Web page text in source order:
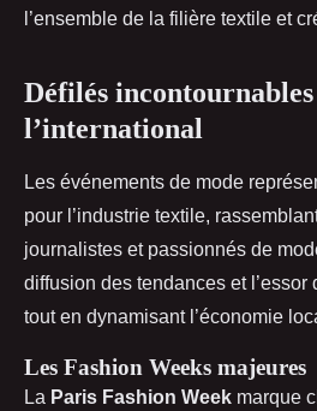
l’ensemble de la filière textile et
Défilés
l’international
Les événements de mode
pour l’industrie textile,
journalistes et passionnés de
diffusion des tendances et l’essor
tout en dynamisant l’économie
Les Fashion Weeks majeures
La Paris Fashion Week marque